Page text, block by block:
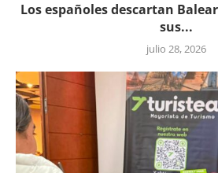
Los españoles descartan
sus...
julio 28, 2026